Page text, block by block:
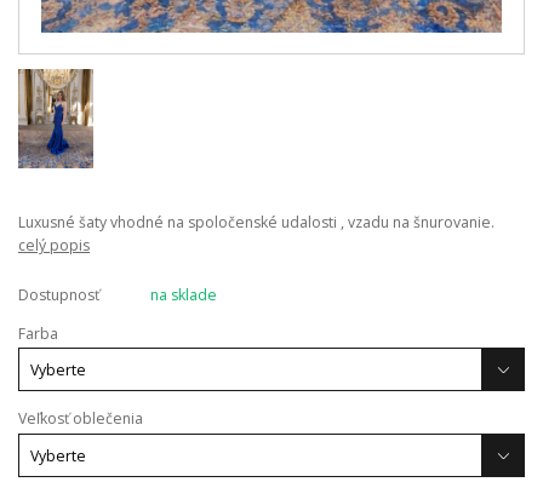
Luxusné šaty vhodné na spoločenské udalosti , vzadu na šnurovanie.
celý popis
Dostupnosť
na sklade
Farba
Veľkosť oblečenia